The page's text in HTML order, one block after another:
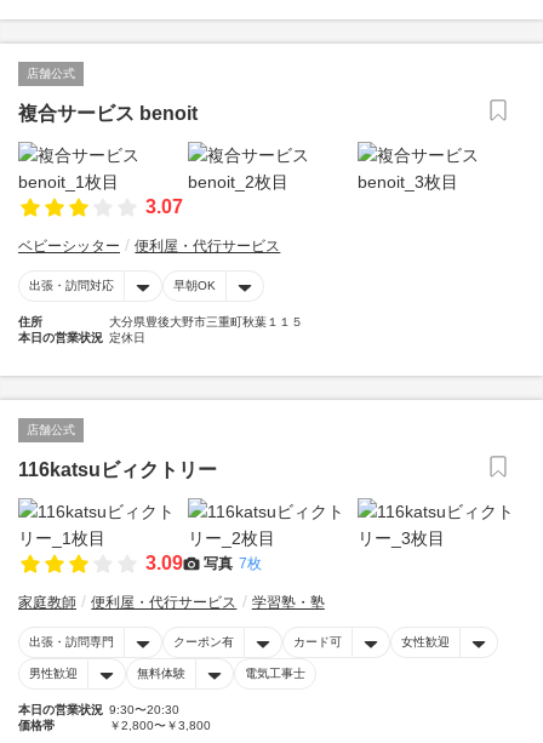
店舗公式
複合サービス benoit
3.07
ベビーシッター 便利屋・代行サービス
出張・訪問対応 早朝OK
住所
大分県豊後大野市三重町秋葉１１５
本日の営業状況 定休日
店舗公式
116katsuビィクトリー
3.09 写真 7枚
家庭教師 便利屋・代行サービス 学習塾・塾
出張・訪問専門 クーポン有 カード可 女性歓迎
男性歓迎 無料体験 電気工事士
本日の営業状況 9:30〜20:30
価格帯
￥2,800〜￥3,800